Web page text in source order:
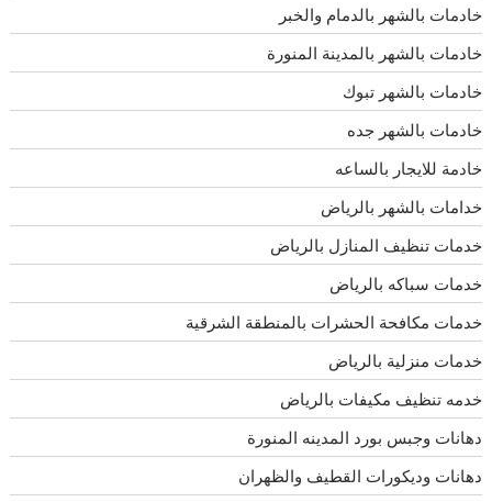
خادمات بالشهر بالدمام والخبر
خادمات بالشهر بالمدينة المنورة
خادمات بالشهر تبوك
خادمات بالشهر جده
خادمة للايجار بالساعه
خدامات بالشهر بالرياض
خدمات تنظيف المنازل بالرياض
خدمات سباكه بالرياض
خدمات مكافحة الحشرات بالمنطقة الشرقية
خدمات منزلية بالرياض
خدمه تنظيف مكيفات بالرياض
دهانات وجبس بورد المدينه المنورة
دهانات وديكورات القطيف والظهران